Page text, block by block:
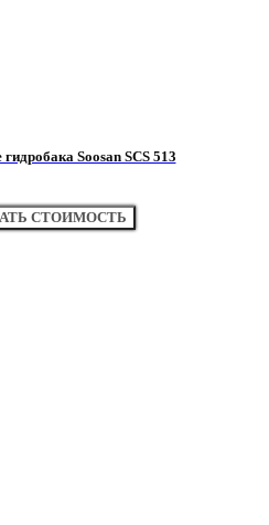
Soosan SCS 513
СТОИМОСТЬ